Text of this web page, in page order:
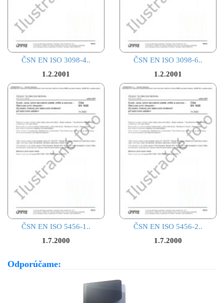
ČSN EN ISO 3098-4..
1.2.2001
ČSN EN ISO 3098-6..
1.2.2001
ČSN EN ISO 5456-1..
1.7.2000
ČSN EN ISO 5456-2..
1.7.2000
Odporúčame: